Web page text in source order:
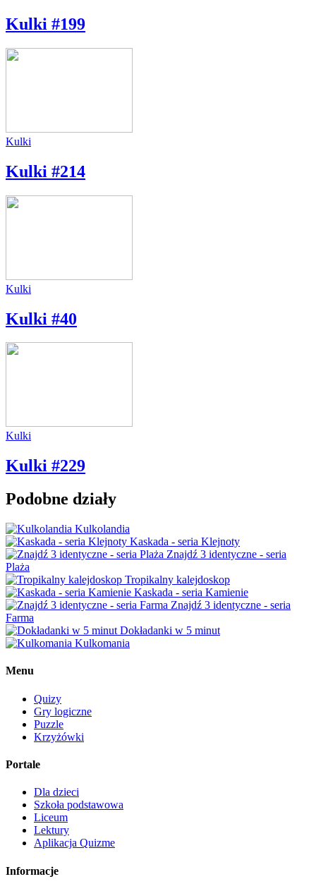
Kulki #199
Kulki
Kulki #214
Kulki
Kulki #40
Kulki
Kulki #229
Podobne działy
Kulkolandia
Kaskada - seria Klejnoty
Znajdź 3 identyczne - seria
Plaża
Tropikalny kalejdoskop
Kaskada - seria Kamienie
Znajdź 3 identyczne - seria
Farma
Dokładanki w 5 minut
Kulkomania
Menu
Quizy
Gry logiczne
Puzzle
Krzyżówki
Portale
Dla dzieci
Szkoła podstawowa
Liceum
Lektury
Aplikacja Quizme
Informacje